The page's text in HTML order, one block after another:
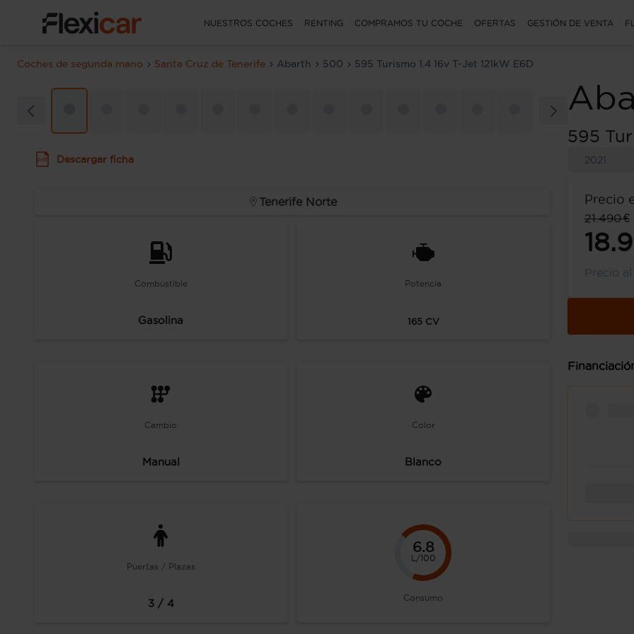
NUESTROS COCHES RENTING COMPRAMOS TU COCHE OFERTAS GESTIÓN DE VENTA
Coches de segunda mano Santa Cruz de Tenerife Abarth 500 595 Turismo 1.4 16v T-Jet 121kW E6D
595
2021
Precio
21.490 €
Precio
Descargar ficha
Tenerife Norte
Combustible
Gasolina
Potencia
165CV
Cambio
Manual
Color
Blanco
Puertas / Plazas
3 / 4
6.8
L/100
Consumo